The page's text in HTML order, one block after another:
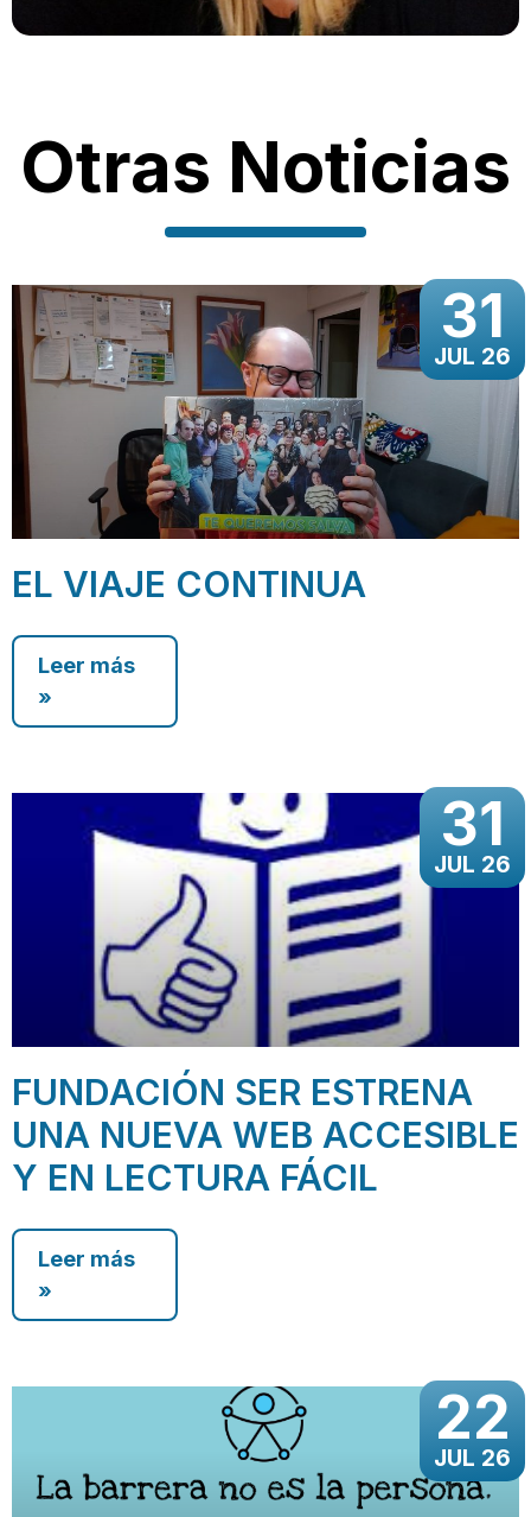
Otras Noticias
31
JUL 26
EL VIAJE CONTINUA
Leer más
»
31
JUL 26
FUNDACIÓN SER ESTRENA
UNA NUEVA WEB ACCESIBLE
Y EN LECTURA FÁCIL
Leer más
»
22
JUL 26